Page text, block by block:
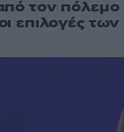
τον πόλεμο
επιλογές